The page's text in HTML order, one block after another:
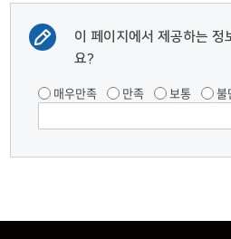
이 페이지에서 제공하는 정
요?
매우만족 만족 보통 불